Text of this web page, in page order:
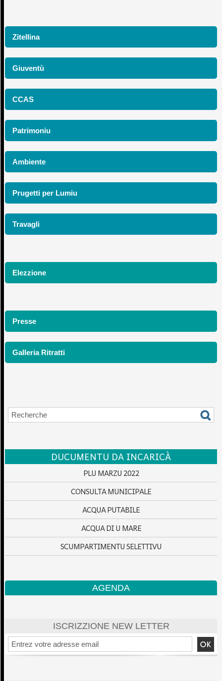
Zitellina
Giuventù
CCAS
Patrimoniu
Ambiente
Prugetti per Lumiu
Travagli
Elezzione
Presse
Galleria Ritratti
DUCUMENTU DA INCARICÀ
PLU MARZU 2022
CONSULTA MUNICIPALE
ACQUA PUTABILE
ACQUA DI U MARE
SCUMPARTIMENTU SELETTIVU
AGENDA
ISCRIZZIONE NEW LETTER